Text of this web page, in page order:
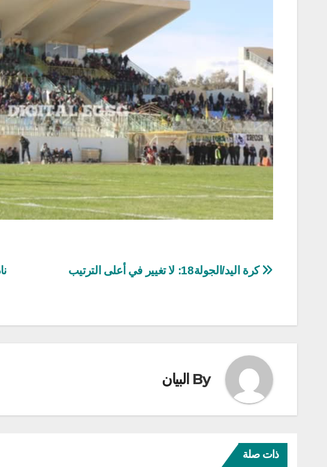
تصفّح
كرة اليد/الجولة18: لا تغيير في أعلى الترتيب
By البيان
ذات صلة